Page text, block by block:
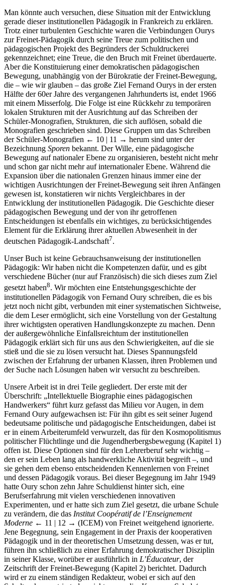
Man könnte auch versuchen, diese Situation mit der Entwicklung
gerade dieser institutionellen Pädagogik in Frankreich zu erklären.
Trotz einer turbulenten Geschichte waren die Verbindungen Ourys
zur Freinet-Pädagogik durch seine Treue zum politischen und
pädagogischen Projekt des Begründers der Schuldruckerei
gekennzeichnet; eine Treue, die den Bruch mit Freinet überdauerte.
Aber die Konstituierung einer demokratischen pädagogischen
Bewegung, unabhängig von der Bürokratie der Freinet-Bewegung,
die – wie wir glauben – das große Ziel Fernand Ourys in der ersten
Hälfte der 60er Jahre des vergangenen Jahrhunderts ist, endet 1966
mit einem Misserfolg. Die Folge ist eine Rückkehr zu temporären
lokalen Strukturen mit der Ausrichtung auf das Schreiben der
Schüler-Monografien, Strukturen, die sich auflösen, sobald die
Monografien geschrieben sind. Diese Gruppen um das Schreiben
der Schüler-Monografien ← 10 | 11 → herum sind unter der
Bezeichnung Sporen bekannt. Der Wille, eine pädagogische
Bewegung auf nationaler Ebene zu organisieren, besteht nicht mehr
und schon gar nicht mehr auf internationaler Ebene. Während die
Expansion über die nationalen Grenzen hinaus immer eine der
wichtigen Ausrichtungen der Freinet-Bewegung seit ihren Anfängen
gewesen ist, konstatieren wir nichts Vergleichbares in der
Entwicklung der institutionellen Pädagogik. Die Geschichte dieser
pädagogischen Bewegung und der von ihr getroffenen
Entscheidungen ist ebenfalls ein wichtiges, zu berücksichtigendes
Element für die Erklärung ihrer aktuellen Abwesenheit in der
deutschen Pädagogik-Landschaft7.
Unser Buch ist keine Gebrauchsanweisung der institutionellen
Pädagogik: Wir haben nicht die Kompetenzen dafür, und es gibt
verschiedene Bücher (nur auf Französisch) die sich dieses zum Ziel
gesetzt haben8. Wir möchten eine Entstehungsgeschichte der
institutionellen Pädagogik von Fernand Oury schreiben, die es bis
jetzt noch nicht gibt, verbunden mit einer systematischen Sichtweise,
die dem Leser ermöglicht, sich eine Vorstellung von der Gestaltung
ihrer wichtigsten operativen Handlungskonzepte zu machen. Denn
der außergewöhnliche Einfallsreichtum der institutionellen
Pädagogik erklärt sich für uns aus den Schwierigkeiten, auf die sie
stieß und die sie zu lösen versucht hat. Dieses Spannungsfeld
zwischen der Erfahrung der urbanen Klassen, ihren Problemen und
der Suche nach Lösungen haben wir versucht zu beschreiben.
Unsere Arbeit ist in drei Teile gegliedert. Der erste mit der
Überschrift: „Intellektuelle Biographie eines pädagogischen
Handwerkers“ führt kurz gefasst das Milieu vor Augen, in dem
Fernand Oury aufgewachsen ist: Für ihn gibt es seit seiner Jugend
bedeutsame politische und pädagogische Entscheidungen, dabei ist
er in einem Arbeiterumfeld verwurzelt, das für den Kosmopolitismus
politischer Flüchtlinge und die Jugendherbergsbewegung (Kapitel 1)
offen ist. Diese Optionen sind für den Lehrerberuf sehr wichtig –
den er sein Leben lang als handwerkliche Aktivität begreift –, und
sie gehen dem ebenso entscheidenden Kennenlernen von Freinet
und dessen Pädagogik voraus. Bei dieser Begegnung im Jahr 1949
hatte Oury schon zehn Jahre Schuldienst hinter sich, eine
Berufserfahrung mit vielen verschiedenen innovativen
Experimenten, und er hatte sich zum Ziel gesetzt, die urbane Schule
zu verändern, die das Institut Coopératif de l’Enseignement
Moderne ← 11 | 12 → (ICEM) von Freinet weitgehend ignorierte.
Jene Begegnung, sein Engagement in der Praxis der kooperativen
Pädagogik und in der theoretischen Umsetzung dessen, was er tut,
führen ihn schließlich zu einer Erfahrung demokratischer Disziplin
in seiner Klasse, worüber er ausführlich in L’Éducateur, der
Zeitschrift der Freinet-Bewegung (Kapitel 2) berichtet. Dadurch
wird er zu einem ständigen Redakteur, wobei er sich auf den